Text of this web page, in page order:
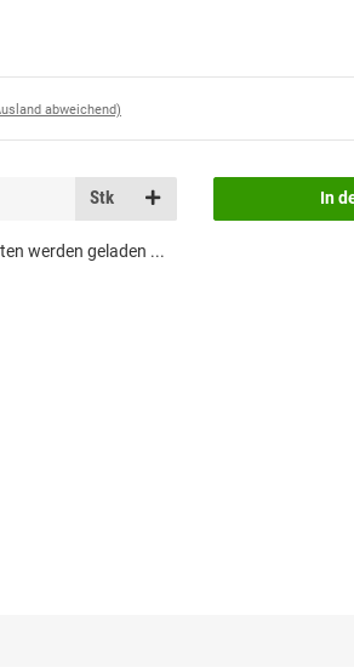
abweichend)
Stk In
werden geladen ...